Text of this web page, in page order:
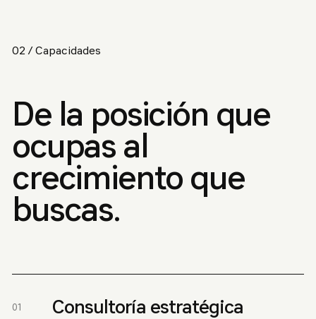
02 / Capacidades
De la posición que
ocupas al
crecimiento que
buscas.
01 Consultoría estratégica